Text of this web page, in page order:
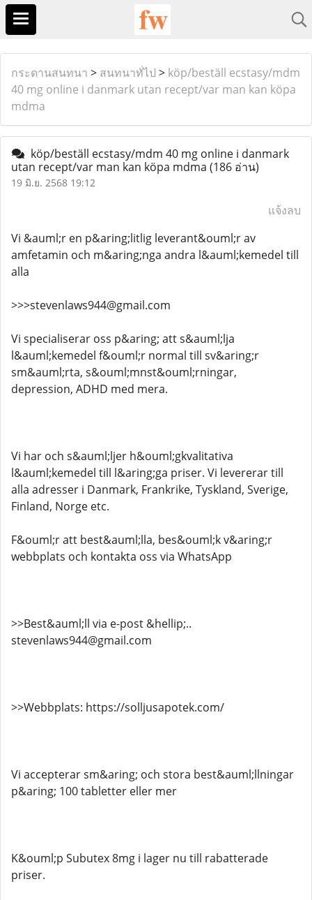
กระดานสนทนา > สนทนาทั่ไป > köp/beställ ecstasy/mdm
40 mg online i danmark utan recept/var man kan köpa
mdma
köp/beställ ecstasy/mdm 40 mg online i danmark
utan recept/var man kan köpa mdma (186 อ่าน)
19 มิ.ย. 2568 19:12
แจ้งลบ
Vi &auml;r en p&aring;litlig leverant&ouml;r av
amfetamin och m&aring;nga andra l&auml;kemedel till
alla
>>>stevenlaws944@gmail.com
Vi specialiserar oss p&aring; att s&auml;lja
l&auml;kemedel f&ouml;r normal till sv&aring;r
sm&auml;rta, s&ouml;mnst&ouml;rningar,
depression, ADHD med mera.
Vi har och s&auml;ljer h&ouml;gkvalitativa
l&auml;kemedel till l&aring;ga priser. Vi levererar till
alla adresser i Danmark, Frankrike, Tyskland, Sverige,
Finland, Norge etc.
F&ouml;r att best&auml;lla, bes&ouml;k v&aring;r
webbplats och kontakta oss via WhatsApp
>>Best&auml;ll via e-post &hellip;..
stevenlaws944@gmail.com
>>Webbplats: https://solljusapotek.com/
Vi accepterar sm&aring; och stora best&auml;llningar
p&aring; 100 tabletter eller mer
K&ouml;p Subutex 8mg i lager nu till rabatterade
priser.